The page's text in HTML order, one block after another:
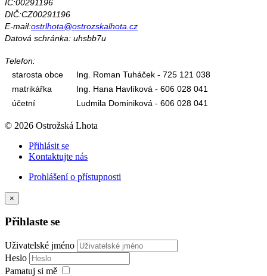
IČ:00291196
DIČ:CZ00291196
E-mail:ostrlhota@ostrozskalhota.cz
Datová schránka: uhsbb7u
Telefon:
starosta obce
Ing. Roman Tuháček - 725 121 038
matrikářka
Ing. Hana Havlíková - 606 028 041
účetní
Ludmila Dominiková - 606 028 041
© 2026 Ostrožská Lhota
Přihlásit se
Kontaktujte nás
Prohlášení o přístupnosti
×
Přihlaste se
Uživatelské jméno
Heslo
Pamatuj si mě